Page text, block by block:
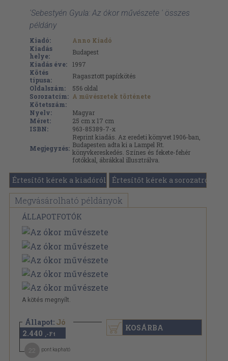
'Sebestyén Gyula: Az ókor művészete ' összes
példány
Kiadó:
Anno Kiadó
Kiadás
helye:
Budapest
Kiadás éve:
1997
Kötés
típusa:
Ragasztott papírkötés
Oldalszám:
556 oldal
Sorozatcím: A művészetek története
Kötetszám:
Nyelv:
Magyar
Méret:
25 cm x 17 cm
ISBN:
963-85389-7-x
Megjegyzés:
Reprint kiadás. Az eredeti könyvet 1906-ban,
Budapesten adta ki a Lampel Rt.
könyvkereskedés. Színes és fekete-fehér
fotókkal, ábrákkal illusztrálva.
Értesítőt kérek a kiadóról Értesítőt kérek a sorozatról
Megvásárolható példányok
ÁLLAPOTFOTÓK
A kötés megnyílt.
Állapot: Jó
2.440 ,-Ft
pont kapható
KOSÁRBA